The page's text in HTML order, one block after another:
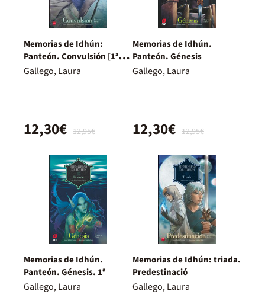
Memorias de Idhún:
Panteón. Convulsión [1ª
Parte]. Cómic
Gallego, Laura
12,95€
12,30€
Memorias de Idhún.
Panteón. Génesis
Gallego, Laura
12,95€
12,30€
Memorias de Idhún.
Panteón. Génesis. 1ª
Gallego, Laura
Memorias de Idhún: triada.
Predestinació
Gallego, Laura